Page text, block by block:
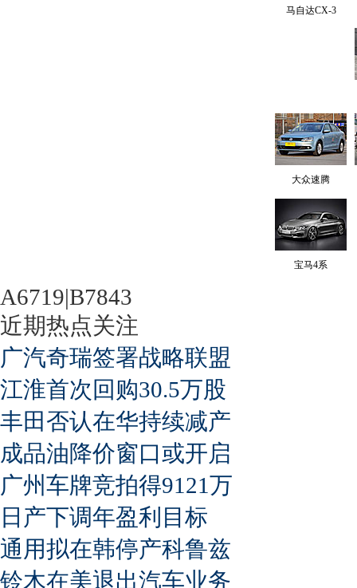
马自达CX-3
大众速腾
宝马4系
A6719|B7843
近期热点关注
广汽奇瑞签署战略联盟
江淮首次回购30.5万股
丰田否认在华持续减产
成品油降价窗口或开启
广州车牌竞拍得9121万
日产下调年盈利目标
通用拟在韩停产科鲁兹
铃木在美退出汽车业务